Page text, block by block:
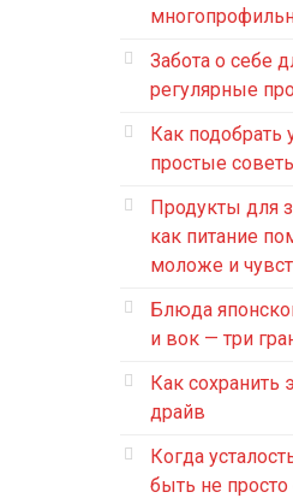
Забота о себе
регулярные
Как подобрать
простые
Продукты для
как питание
моложе и
Блюда
и вок — три
Как сохранить
драйв
Когда
быть не просто